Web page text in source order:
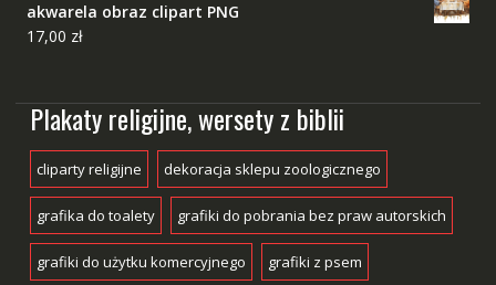
akwarela obraz clipart PNG
17,00 zł
Plakaty religijne, wersety z biblii
cliparty religijne dekoracja sklepu zoologicznego
grafika do toalety grafiki do pobrania bez praw autorskich
grafiki do użytku komercyjnego grafiki z psem